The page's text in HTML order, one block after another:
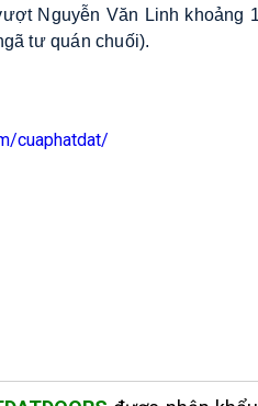
Nguyễn Văn Linh khoảng
tư quán chuối).
cuaphatdat/